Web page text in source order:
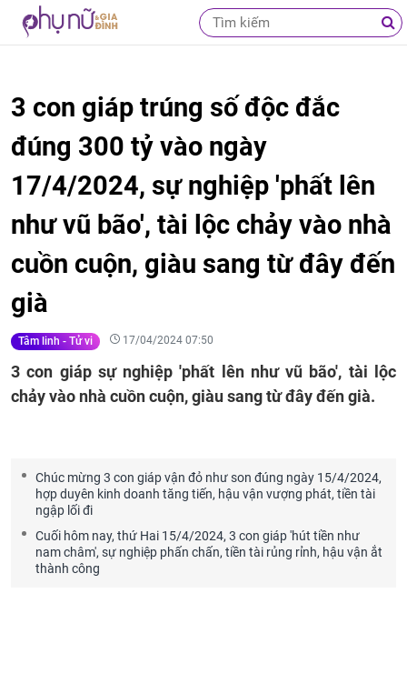
3 con giáp trúng số độc đắc
đúng 300 tỷ vào ngày
17/4/2024, sự nghiệp 'phất lên
như vũ bão', tài lộc chảy vào nhà
cuồn cuộn, giàu sang từ đây đến
già
Tâm linh - Tử vi 17/04/2024 07:50
3 con giáp sự nghiệp 'phất lên như vũ bão', tài lộc
chảy vào nhà cuồn cuộn, giàu sang từ đây đến già.
Chúc mừng 3 con giáp vận đỏ như son đúng ngày 15/4/2024,
hợp duyên kinh doanh tăng tiến, hậu vận vượng phát, tiền tài
ngập lối đi
Cuối hôm nay, thứ Hai 15/4/2024, 3 con giáp 'hút tiền như
nam châm', sự nghiệp phấn chấn, tiền tài rủng rỉnh, hậu vận ắt
thành công